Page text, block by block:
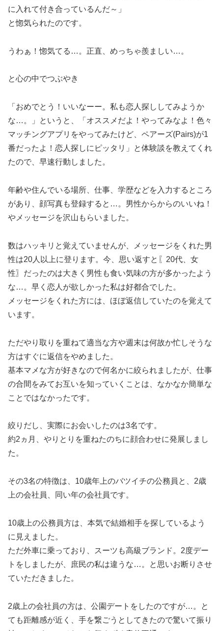
に入れて付き合っているんだ～」
と惚気られたのです。
うわぁ！惚気てる…。正直、めっちゃ羨ましい…。
と心の中でつぶやき
「おめでとう！いいなーー。私も恋人探ししてみようか
な…。」というと、「オススメだよ！やってみなよ！色々
マッチングアプリをやってみたけど、ペアーズ(Pairs)が1
番だったよ！恋人探しにピッタリ」と体験談を教えてくれ
たので、早速行動しました。
年齢や住んでいる場所、仕事、学歴などを入力するところ
があり、顔写真も登録すると…。男性からからのいいね！
やメッセージを沢山もらいました。
数はハッキリと覚えていませんが、メッセージをくれた男
性は20人以上に登ります。今、思い返すと〖20代、女
性〗だったのは大きく男性も食い気味の方が多かったよう
な…。早く恋人が欲しかった私は好都合でした。
メッセージをくれた方には、ほぼ返信していたのを覚えて
います。
ただやり取りを重ねて適当な方や週末は何故か忙しそうな
方はすぐに返信をやめました。
基本マメな方が好きなので何名かに絞られましたが、仕事
の合間をみてお互いを知っていくことは、なかなか簡単な
ことではなかったです。
絞りだし、実際にお会いしたのは3名です。
約2ヵ月、やりとりを重ねたのちに顔合わせに発展しまし
た。
その3名の特徴は、10歳年上のバツイチの公務員と、2歳
上の会社員、同い年の会社員です。
10歳上の公務員方は、本気で結婚相手を探しているよう
に見えました。
ただ外車に乗っており、スーツも高級ブランド。2度デー
トをしましたが、庶民の私は違うな…。と思いお断りさせ
ていただきました。
2歳上の会社員の方は、公園デートをしたのですが…。と
ても距離感が近く、手を繋ごうとしてきたので驚いて振り